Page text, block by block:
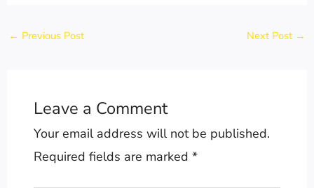
← Previous Post Next Post →
Leave a Comment
Your email address will not be published.
Required fields are marked*